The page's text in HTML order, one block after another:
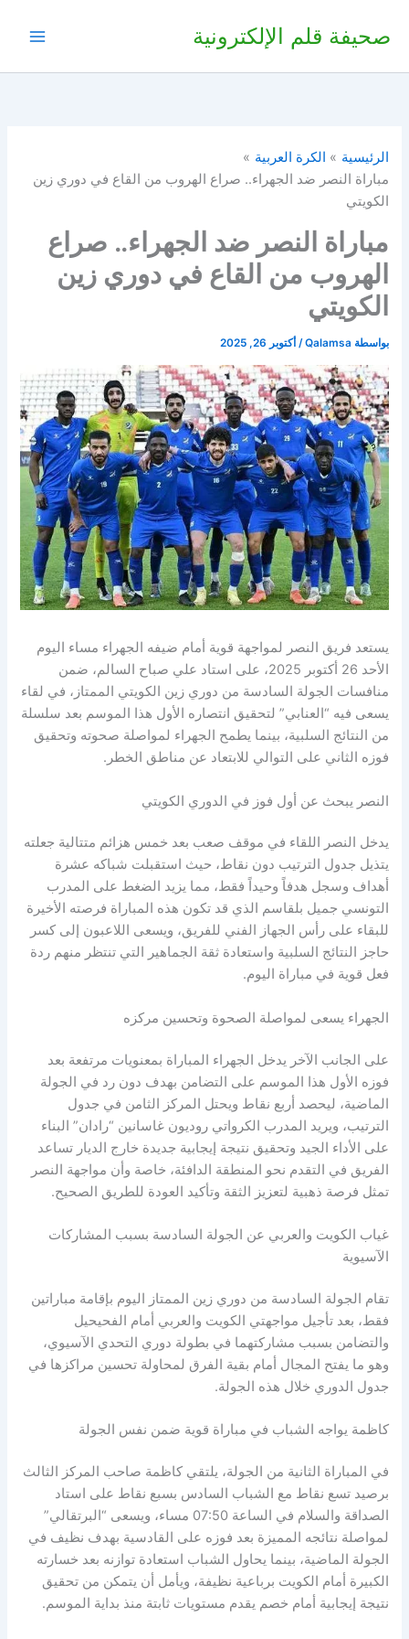
صحيفة قلم الإلكترونية
الرئيسية
الكرة العربية
مباراة النصر ضد الجهراء.. صراع الهروب من القاع في دوري زين
الكويتي
مباراة النصر ضد الجهراء.. صراع
الهروب من القاع في دوري زين
الكويتي
بواسطة Qalamsa
/ أكتوبر 26, 2025
يستعد فريق النصر لمواجهة قوية أمام ضيفه الجهراء مساء اليوم
الأحد 26 أكتوبر 2025، على استاد علي صباح السالم، ضمن
منافسات الجولة السادسة من دوري زين الكويتي الممتاز، في لقاء
يسعى فيه “العنابي” لتحقيق انتصاره الأول هذا الموسم بعد سلسلة
من النتائج السلبية، بينما يطمح الجهراء لمواصلة صحوته وتحقيق
فوزه الثاني على التوالي للابتعاد عن مناطق الخطر.
النصر يبحث عن أول فوز في الدوري الكويتي
يدخل النصر اللقاء في موقف صعب بعد خمس هزائم متتالية جعلته
يتذيل جدول الترتيب دون نقاط، حيث استقبلت شباكه عشرة
أهداف وسجل هدفاً وحيداً فقط، مما يزيد الضغط على المدرب
التونسي جميل بلقاسم الذي قد تكون هذه المباراة فرصته الأخيرة
للبقاء على رأس الجهاز الفني للفريق، ويسعى اللاعبون إلى كسر
حاجز النتائج السلبية واستعادة ثقة الجماهير التي تنتظر منهم ردة
فعل قوية في مباراة اليوم.
الجهراء يسعى لمواصلة الصحوة وتحسين مركزه
على الجانب الآخر يدخل الجهراء المباراة بمعنويات مرتفعة بعد
فوزه الأول هذا الموسم على التضامن بهدف دون رد في الجولة
الماضية، ليحصد أربع نقاط ويحتل المركز الثامن في جدول
الترتيب، ويريد المدرب الكرواتي روديون غاسانين “رادان” البناء
على الأداء الجيد وتحقيق نتيجة إيجابية جديدة خارج الديار تساعد
الفريق في التقدم نحو المنطقة الدافئة، خاصة وأن مواجهة النصر
تمثل فرصة ذهبية لتعزيز الثقة وتأكيد العودة للطريق الصحيح.
غياب الكويت والعربي عن الجولة السادسة بسبب المشاركات
الآسيوية
تقام الجولة السادسة من دوري زين الممتاز اليوم بإقامة مباراتين
فقط، بعد تأجيل مواجهتي الكويت والعربي أمام الفحيحيل
والتضامن بسبب مشاركتهما في بطولة دوري التحدي الآسيوي،
وهو ما يفتح المجال أمام بقية الفرق لمحاولة تحسين مراكزها في
جدول الدوري خلال هذه الجولة.
كاظمة يواجه الشباب في مباراة قوية ضمن نفس الجولة
في المباراة الثانية من الجولة، يلتقي كاظمة صاحب المركز الثالث
برصيد تسع نقاط مع الشباب السادس بسبع نقاط على استاد
الصداقة والسلام في الساعة 07:50 مساء، ويسعى “البرتقالي”
لمواصلة نتائجه المميزة بعد فوزه على القادسية بهدف نظيف في
الجولة الماضية، بينما يحاول الشباب استعادة توازنه بعد خسارته
الكبيرة أمام الكويت برباعية نظيفة، ويأمل أن يتمكن من تحقيق
نتيجة إيجابية أمام خصم يقدم مستويات ثابتة منذ بداية الموسم.